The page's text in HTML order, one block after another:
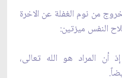
من نوم الغفلة عن الاخرة
النفس ميزتين:
المراد هو الله تعالى،